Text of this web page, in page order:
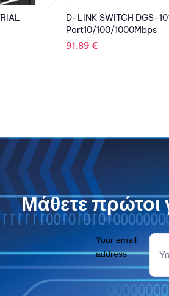
D-LINK SWITCH DGS-
10/100/1000Mbps
123.11€
Μάθετε πρώτοι
Your email
address